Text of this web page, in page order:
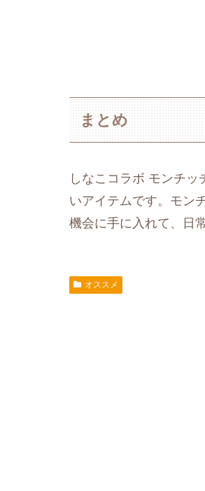
まとめ
しなこコラボ モンチ
いアイテムです。モン
機会に手に入れて、日
オススメ